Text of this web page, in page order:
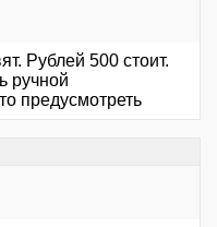
Рублей 500 стоит.
ручной
предусмотреть